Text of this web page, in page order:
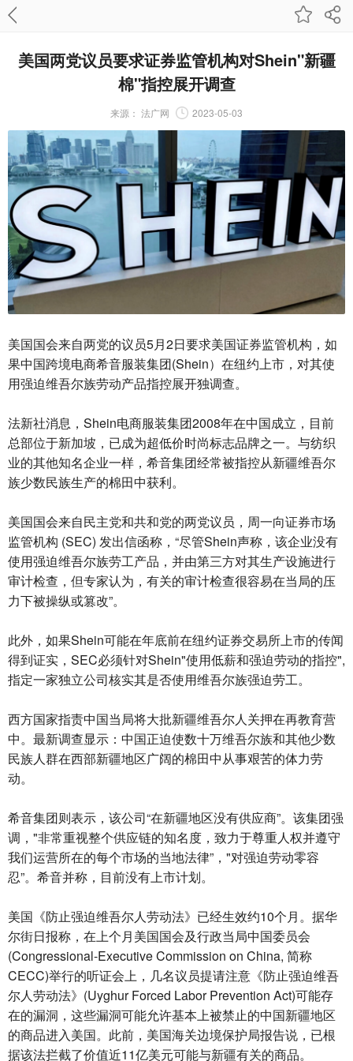
美国两党议员要求证券监管机构对Shein"新疆
棉"指控展开调查
来源： 法广网 2023-05-03
美国国会来自两党的议员5月2日要求美国证券监管机构，如
果中国跨境电商希音服装集团(Shein）在纽约上市，对其使
用强迫维吾尔族劳动产品指控展开独调查。
法新社消息，Shein电商服装集团2008年在中国成立，目前
总部位于新加坡，已成为超低价时尚标志品牌之一。与纺织
业的其他知名企业一样，希音集团经常被指控从新疆维吾尔
族少数民族生产的棉田中获利。
美国国会来自民主党和共和党的两党议员，周一向证券市场
监管机构 (SEC) 发出信函称，“尽管Shein声称，该企业没有
使用强迫维吾尔族劳工产品，并由第三方对其生产设施进行
审计检查，但专家认为，有关的审计检查很容易在当局的压
力下被操纵或篡改”。
此外，如果Shein可能在年底前在纽约证券交易所上市的传闻
得到证实，SEC必须针对Shein"使用低薪和强迫劳动的指控",
指定一家独立公司核实其是否使用维吾尔族强迫劳工。
西方国家指责中国当局将大批新疆维吾尔人关押在再教育营
中。最新调查显示：中国正迫使数十万维吾尔族和其他少数
民族人群在西部新疆地区广阔的棉田中从事艰苦的体力劳
动。
希音集团则表示，该公司“在新疆地区没有供应商”。该集团强
调，"非常重视整个供应链的知名度，致力于尊重人权并遵守
我们运营所在的每个市场的当地法律”，"对强迫劳动零容
忍”。希音并称，目前没有上市计划。
美国《防止强迫维吾尔人劳动法》已经生效约10个月。据华
尔街日报称，在上个月美国国会及行政当局中国委员会
(Congressional-Executive Commission on China, 简称
CECC)举行的听证会上，几名议员提请注意《防止强迫维吾
尔人劳动法》(Uyghur Forced Labor Prevention Act)可能存
在的漏洞，这些漏洞可能允许基本上被禁止的中国新疆地区
的商品进入美国。此前，美国海关边境保护局报告说，已根
据该法拦截了价值近11亿美元可能与新疆有关的商品。